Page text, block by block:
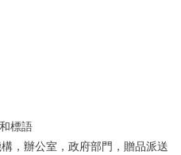
標語
，辦公室，政府部門，贈品派送